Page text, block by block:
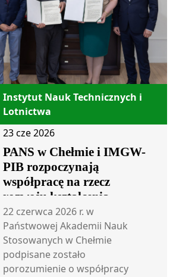
Instytut Nauk Technicznych i
Lotnictwa
23 cze 2026
PANS w Chełmie i IMGW-
PIB rozpoczynają
współpracę na rzecz
rozwoju kształcenia
i badań w obszarze
meteorologii lotniczej
22 czerwca 2026 r. w
Państwowej Akademii Nauk
Stosowanych w Chełmie
podpisane zostało
porozumienie o współpracy